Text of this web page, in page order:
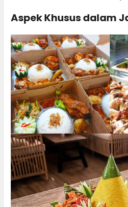
Aspek Khusus dalam